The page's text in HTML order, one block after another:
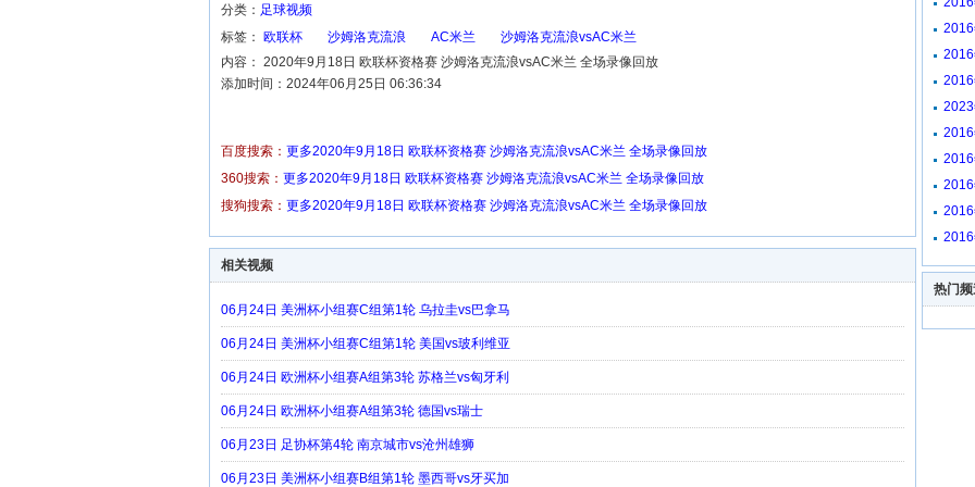
分类： 足球视频
标签： 欧联杯 沙姆洛克流浪 AC米兰
沙姆洛克流浪vsAC米兰
内容： 2020年9月18日 欧联杯资格赛 沙姆洛克流浪vsAC米兰 全场录像回放
添加时间：2024年06月25日 06:36:34
百度搜索： 更多2020年9月18日 欧联杯资格赛 沙姆洛克流浪vsAC米兰 全场录像回放
360搜索： 更多2020年9月18日 欧联杯资格赛 沙姆洛克流浪vsAC米兰 全场录像回放
搜狗搜索： 更多2020年9月18日 欧联杯资格赛 沙姆洛克流浪vsAC米兰 全场录像回放
相关视频
06月24日 美洲杯小组赛C组第1轮 乌拉圭vs巴拿马
06月24日 美洲杯小组赛C组第1轮 美国vs玻利维亚
06月24日 欧洲杯小组赛A组第3轮 苏格兰vs匈牙利
06月24日 欧洲杯小组赛A组第3轮 德国vs瑞士
06月23日 足协杯第4轮 南京城市vs沧州雄狮
06月23日 美洲杯小组赛B组第1轮 墨西哥vs牙买加
放
放
放
放
阿贾
回放
像回
回放
放
热门